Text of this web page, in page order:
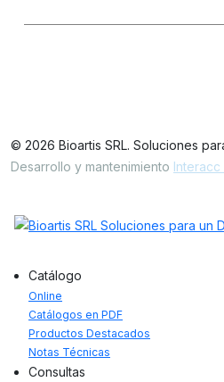
© 2026 Bioartis SRL. Soluciones
Desarrollo y mantenimiento Interacc
Catálogo
Online
Catálogos en PDF
Productos Destacados
Notas Técnicas
Consultas